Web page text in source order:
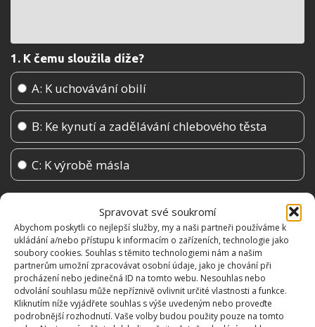
Spravovat své soukromí
Abychom poskytli co nejlepší služby, my a naši partneři používáme k
ukládání a/nebo přístupu k informacím o zařízeních, technologie jako
soubory cookies. Souhlas s těmito technologiemi nám a našim
partnerům umožní zpracovávat osobní údaje, jako je chování při
procházení nebo jedinečná ID na tomto webu. Nesouhlas nebo
odvolání souhlasu může nepříznivě ovlivnit určité vlastnosti a funkce.
Kliknutím níže vyjádřete souhlas s výše uvedeným nebo proveďte
podrobnější rozhodnutí. Vaše volby budou použity pouze na tomto
1. K čemu sloužila díže?
A: K uchovávání obilí
B: Ke kynutí a zadělávání chlebového těsta
C: K výrobě másla